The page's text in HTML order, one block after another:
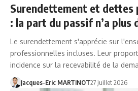
Surendettement et dettes
: la part du passif n’a plus
Le surendettement s'apprécie sur
professionnelles incluses. Leur
incidence sur la recevabilité de la
Jacques-Eric MARTINOT27 juillet 2026